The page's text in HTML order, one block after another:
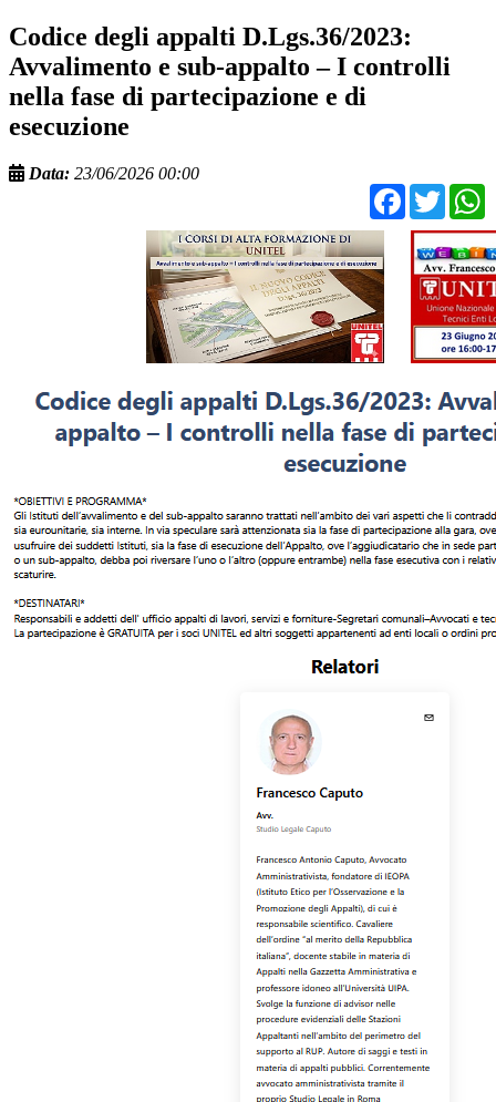
Codice degli appalti D.Lgs.36/2023:
Avvalimento e sub-appalto – I controlli
nella fase di partecipazione e di
esecuzione
Data: 23/06/2026 00:00